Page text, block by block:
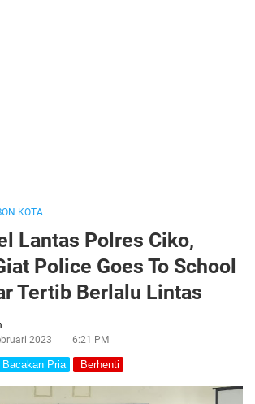
KOTA
Lantas Polres Ciko,
Police Goes To School
Tertib Berlalu Lintas
2023
6:21 PM
Bacakan Pria Berhenti